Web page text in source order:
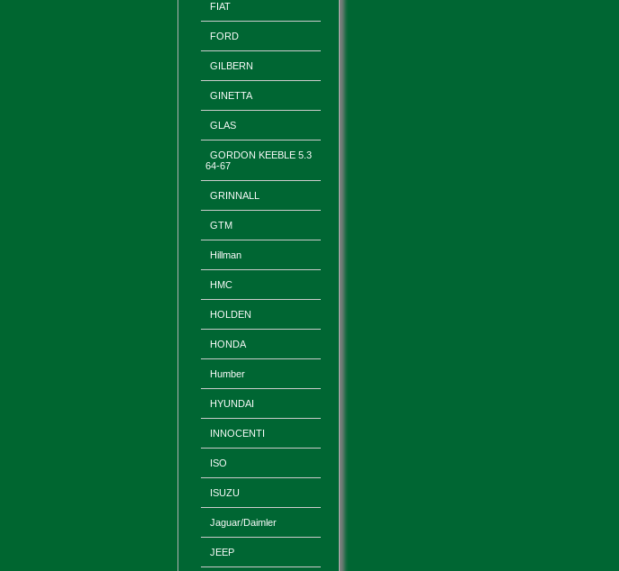
FIAT
FORD
GILBERN
GINETTA
GLAS
GORDON KEEBLE 5.3
64-67
GRINNALL
GTM
Hillman
HMC
HOLDEN
HONDA
Humber
HYUNDAI
INNOCENTI
ISO
ISUZU
Jaguar/Daimler
JEEP